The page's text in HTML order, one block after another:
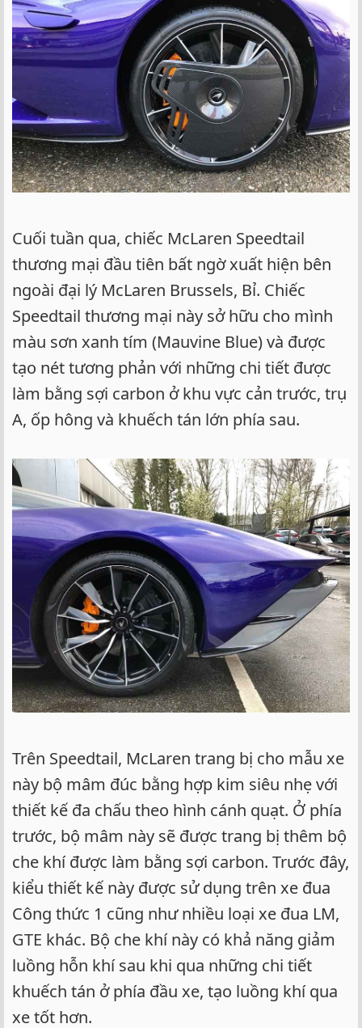
Cuối tuần qua, chiếc McLaren Speedtail
thương mại đầu tiên bất ngờ xuất hiện bên
ngoài đại lý McLaren Brussels, Bỉ. Chiếc
Speedtail thương mại này sở hữu cho mình
màu sơn xanh tím (Mauvine Blue) và được
tạo nét tương phản với những chi tiết được
làm bằng sợi carbon ở khu vực cản trước, trụ
A, ốp hông và khuếch tán lớn phía sau.
Trên Speedtail, McLaren trang bị cho mẫu xe
này bộ mâm đúc bằng hợp kim siêu nhẹ với
thiết kế đa chấu theo hình cánh quạt. Ở phía
trước, bộ mâm này sẽ được trang bị thêm bộ
che khí được làm bằng sợi carbon. Trước đây,
kiểu thiết kế này được sử dụng trên xe đua
Công thức 1 cũng như nhiều loại xe đua LM,
GTE khác. Bộ che khí này có khả năng giảm
luồng hỗn khí sau khi qua những chi tiết
khuếch tán ở phía đầu xe, tạo luồng khí qua
xe tốt hơn.